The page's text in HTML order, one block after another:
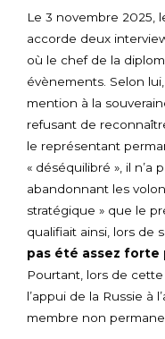
Le 3 novembre 2025,
accorde deux
où le chef de la
évènements. Selon
mention à la
refusant de
le représentant
« déséquilibré », il n’a
abandonnant les
stratégique » que le
qualifiait ainsi, lors de
pas été assez forte
Pourtant, lors de
l’appui de la Russie à
membre non